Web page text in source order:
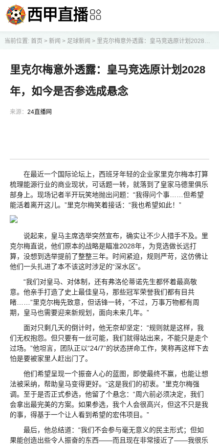
当前位置: 首页 > 新闻 > 足球新闻 > 里克尔梅意外透露：皇马竞选原计划2028年，如今是否参选成悬念
里克尔梅意外透露：皇马竞选原计划2028
年，如今是否参选成悬念
来源： 24直播网
在最近一个国际论坛上，西班牙年轻的企业家里克尔梅本打算
梳理能源行业的商业现状，可话题一转，就落到了皇家马德里俱乐
部身上。现场记者半开玩笑地抛出问题：“我得问个事……但希望
能活着离开这儿。”里克尔梅笑着接话：“我也希望如此！”
说起来，皇马主席选举突然宣布，确实让不少人措手不及。里
克尔梅直说，他们原本的战略是瞄准2028年，为竞选做长远打
算，没想到选举提前了整整三年。时间紧迫，规则严苛，这仿佛让
他们一头扎进了本不该这时涉足的“深水区”。
“我们对皇马、对体制，还有弗洛伦蒂诺先生都怀着最高敬
意。他亲手打造了史上最佳皇马，那些冠军荣誉我们都有目共
睹……”里克尔梅先致意，但话锋一转，“不过，万事万物都有周
期，皇马也需要迎来新规划，面向未来几年。”
面对只剩几天的倒计时，他无奈却坚定：“规则就是这样，我
们无权抱怨。但只要有一丝可能，我们就得站出来，不能只是走个
过场。”他坦言，团队正以“24/7”的状态拼命工作，笑称再这样下去
怕是要被家里人赶出门了。
他们希望呈现一个振奋人心的蓝图，即使最终不赢，也能让想
法被采纳，帮助皇马变得更好。“这是我们的初衷。”里克尔梅强
调。至于是否正式参选，他留了个悬念：“周六前必须决定，我们
会拿出最完美的方案。如果参选，我个人会很高兴，但这不只是我
的事，得基于一个让人看到希望的宏伟项目。”
最后，他总结道：“我们不会参与毫无意义的民主形式；但如
果能创造出些令人振奋的东西——而且现在非常接近了——我很乐